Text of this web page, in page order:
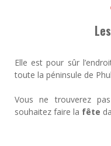
Elle est pour sûr
toute la péninsule de
Vous ne trouverez pas
souhaitez faire la fête